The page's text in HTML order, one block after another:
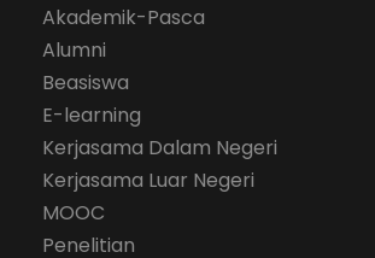
Akademik-Pasca
Alumni
Beasiswa
E-learning
Kerjasama Dalam Negeri
Kerjasama Luar Negeri
MOOC
Penelitian